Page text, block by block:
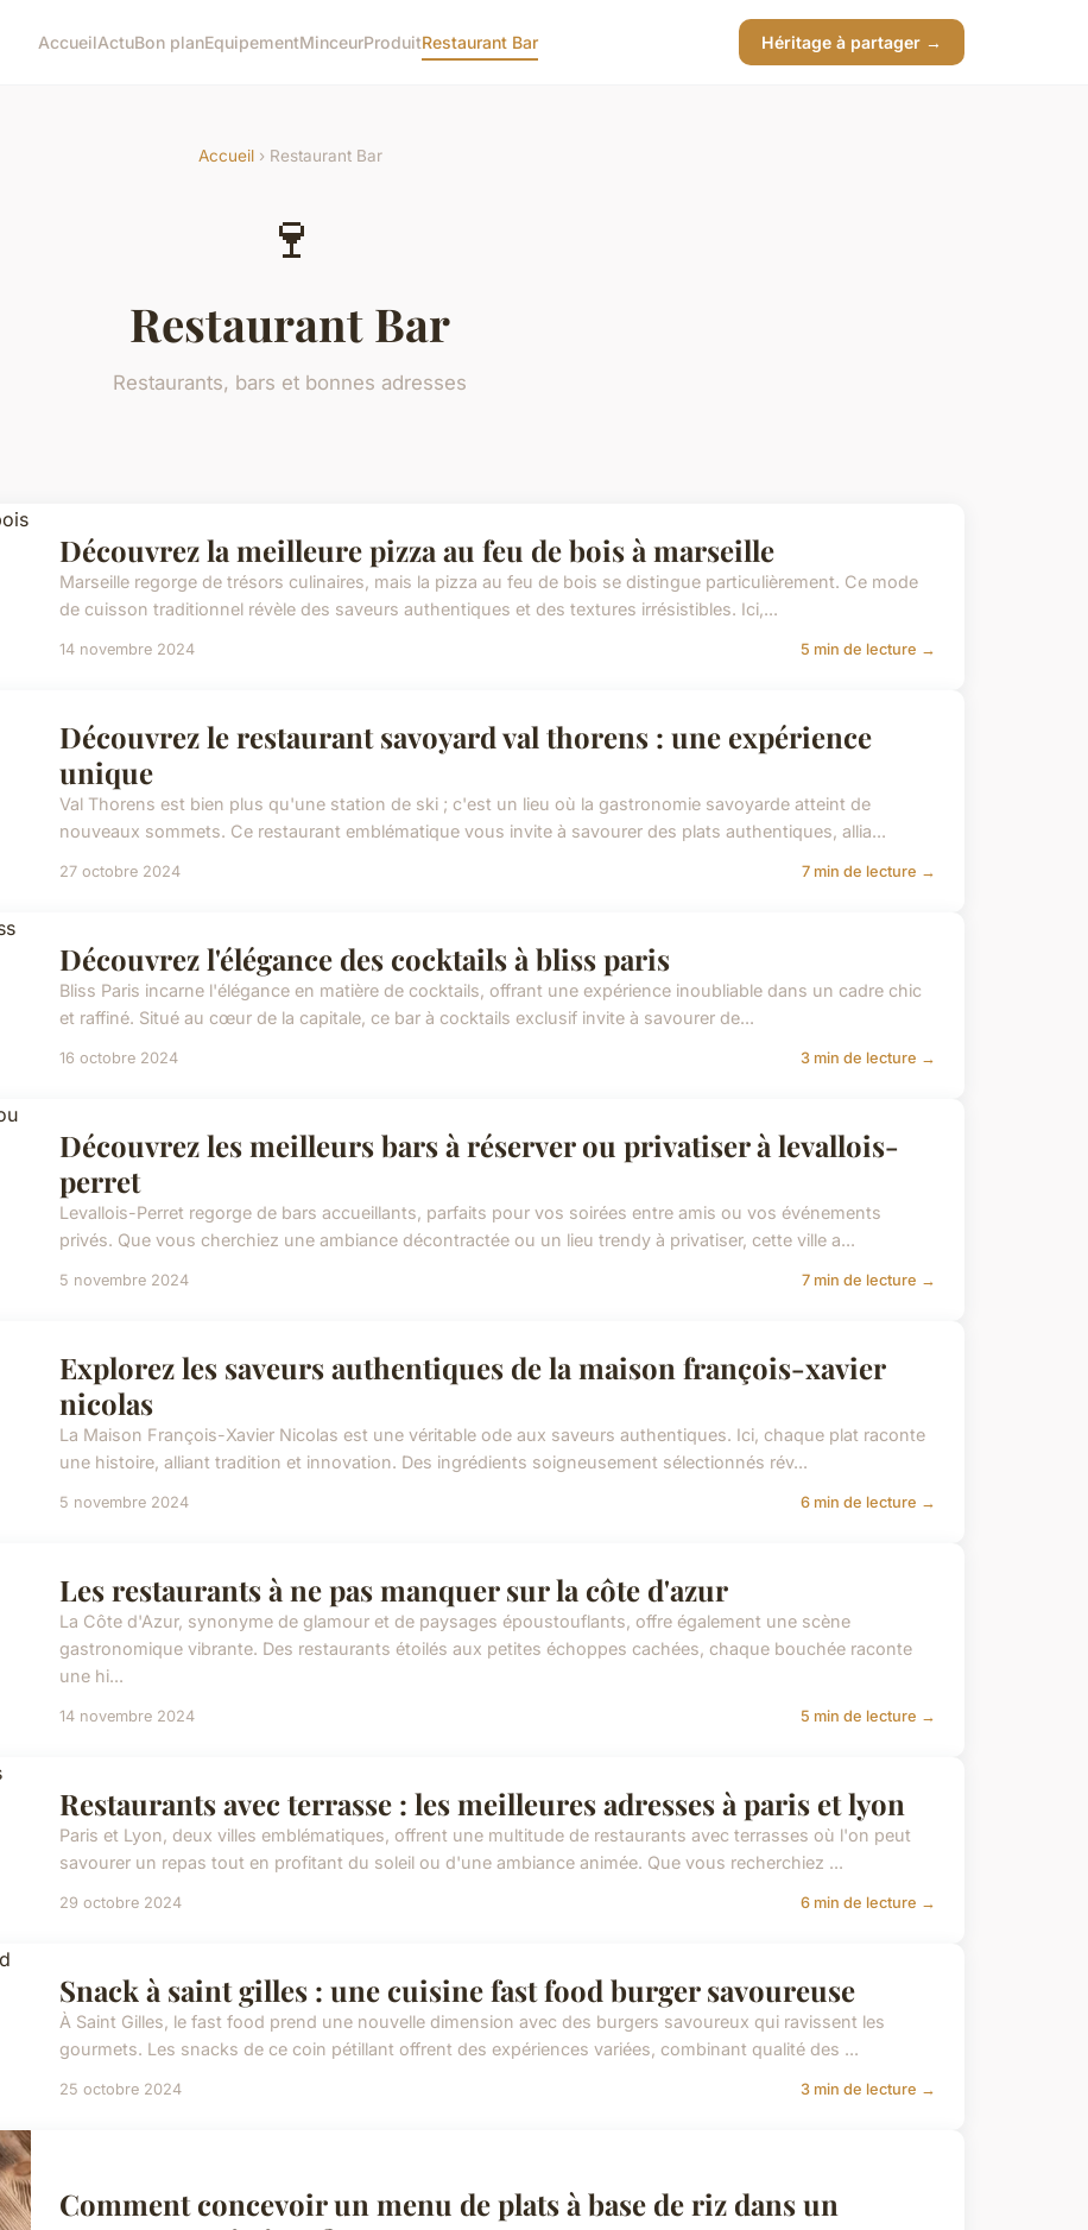
AccueilActuBon planEquipementMinceurProduitRestaurant Bar Héritage à partager →
Accueil› Restaurant Bar
🍷
Restaurant Bar
Restaurants, bars et bonnes adresses
Découvrez la meilleure pizza au feu de bois à marseille
Marseille regorge de trésors culinaires, mais la pizza au feu de bois se distingue particulièrement. Ce mode
de cuisson traditionnel révèle des saveurs authentiques et des textures irrésistibles. Ici,...
14 novembre 2024 5 min de lecture →
Découvrez le restaurant savoyard val thorens : une expérience
unique
Val Thorens est bien plus qu'une station de ski ; c'est un lieu où la gastronomie savoyarde atteint de
nouveaux sommets. Ce restaurant emblématique vous invite à savourer des plats authentiques, allia...
27 octobre 2024 7 min de lecture →
Découvrez l'élégance des cocktails à bliss paris
Bliss Paris incarne l'élégance en matière de cocktails, offrant une expérience inoubliable dans un cadre chic
et raffiné. Situé au cœur de la capitale, ce bar à cocktails exclusif invite à savourer de...
16 octobre 2024 3 min de lecture →
Découvrez les meilleurs bars à réserver ou privatiser à levallois-
perret
Levallois-Perret regorge de bars accueillants, parfaits pour vos soirées entre amis ou vos événements
privés. Que vous cherchiez une ambiance décontractée ou un lieu trendy à privatiser, cette ville a...
5 novembre 2024 7 min de lecture →
Explorez les saveurs authentiques de la maison françois-xavier
nicolas
La Maison François-Xavier Nicolas est une véritable ode aux saveurs authentiques. Ici, chaque plat raconte
une histoire, alliant tradition et innovation. Des ingrédients soigneusement sélectionnés rév...
5 novembre 2024 6 min de lecture →
Les restaurants à ne pas manquer sur la côte d'azur
La Côte d'Azur, synonyme de glamour et de paysages époustouflants, offre également une scène
gastronomique vibrante. Des restaurants étoilés aux petites échoppes cachées, chaque bouchée raconte
une hi...
14 novembre 2024 5 min de lecture →
Restaurants avec terrasse : les meilleures adresses à paris et lyon
Paris et Lyon, deux villes emblématiques, offrent une multitude de restaurants avec terrasses où l'on peut
savourer un repas tout en profitant du soleil ou d'une ambiance animée. Que vous recherchiez ...
29 octobre 2024 6 min de lecture →
Snack à saint gilles : une cuisine fast food burger savoureuse
À Saint Gilles, le fast food prend une nouvelle dimension avec des burgers savoureux qui ravissent les
gourmets. Les snacks de ce coin pétillant offrent des expériences variées, combinant qualité des ...
25 octobre 2024 3 min de lecture →
Comment concevoir un menu de plats à base de riz dans un